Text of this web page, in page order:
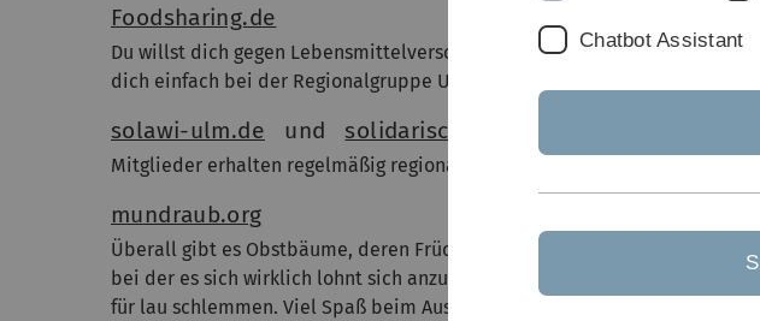
Foodsharing.de
Du willst dich gegen Lebensmittelverschwendung einsetzten? Dann
dich einfach bei der Regionalgruppe Ulm an und/oder schreibe eine Mail
solawi-ulm.de undsolidarische-landwirtschaft.org
Mitglieder erhalten regelmäßig regionale und saisonale Vielfalt an
mundraub.org
Überall gibt es Obstbäume, deren Früchte tonnenweise ungenutzt
bei der es sich wirklich lohnt sich anzumelden, ist Mundraub.org. Hier
für lau schlemmen. Viel Spaß beim Ausprobieren!
Chatbot Assistant